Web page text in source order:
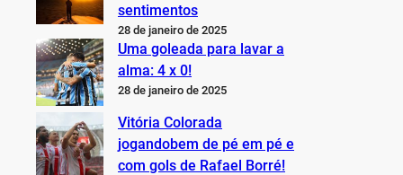
sentimentos
28 de janeiro de 2025
Uma goleada para lavar a
alma: 4 x 0!
28 de janeiro de 2025
Vitória Colorada
jogandobem de pé em pé e
com gols de Rafael Borré!